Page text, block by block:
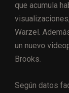
que acumula
Warzel.
un nuevo
Brooks.
Según datos